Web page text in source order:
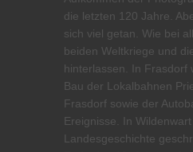
die letzten 120 Jahre.
sich viel getan. Wie bei
beiden Weltkriege und
hinterlassen. In Frasdorf
Bau der Lokalbahnen
Frasdorf sowie der
Ereignisse. In
Landesgeschichte